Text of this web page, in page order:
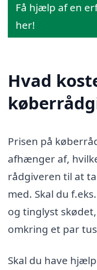
Få hjælp af en
her!
Hvad
Prisen på
afhænger af,
rådgiveren til at
med. Skal du
og tinglyst
omkring et par
Skal du have